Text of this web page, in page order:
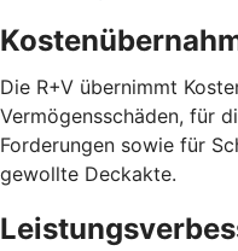
Die R+V übernimmt
Vermögensschäden, für
Forderungen sowie für
gewollte Deckakte.